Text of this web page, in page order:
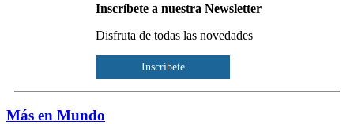
Inscríbete a nuestra Newsletter
Disfruta de todas las novedades
Inscríbete
Más en Mundo